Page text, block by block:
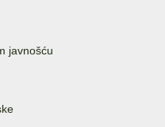
javnošću